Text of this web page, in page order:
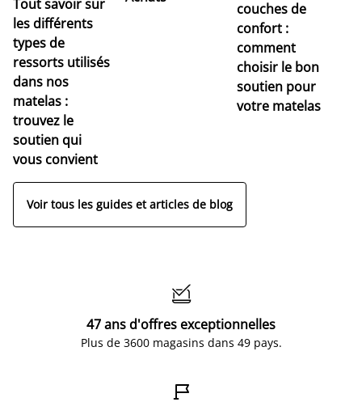
Tout savoir sur
les différents
types de
ressorts utilisés
dans nos
matelas :
trouvez le
soutien qui
vous convient
couches de
confort :
comment
choisir le bon
soutien pour
votre matelas
Voir tous les guides et articles de blog

47 ans d'offres exceptionnelles
Plus de 3600 magasins dans 49 pays.
